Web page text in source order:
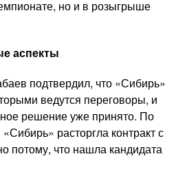
но и в розыгрыше
аспекты
подтвердил, что «Сибирь»
ведутся переговоры, и
решение уже принято. По
расторгла контракт с
что нашла кандидата